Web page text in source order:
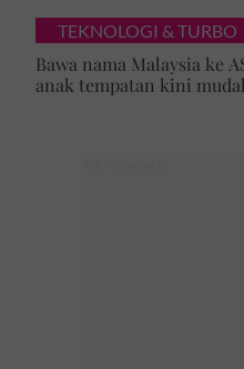
merta
TEKNOLOGI & TURBO
Bawa nama Malaysia ke
anak tempatan kini